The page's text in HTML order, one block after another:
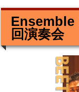
Ensemble
回演奏会